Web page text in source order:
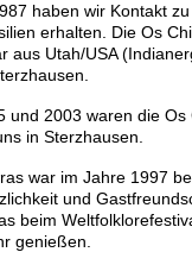
haben wir Kontakt
erhalten. Die Os
aus Utah/USA
und 2003 waren die Os
in Sterzhausen.
war im Jahre 1997
und
beim
genießen.